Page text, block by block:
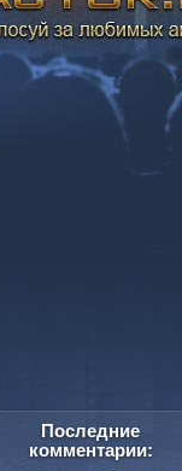
Последние
комментарии: